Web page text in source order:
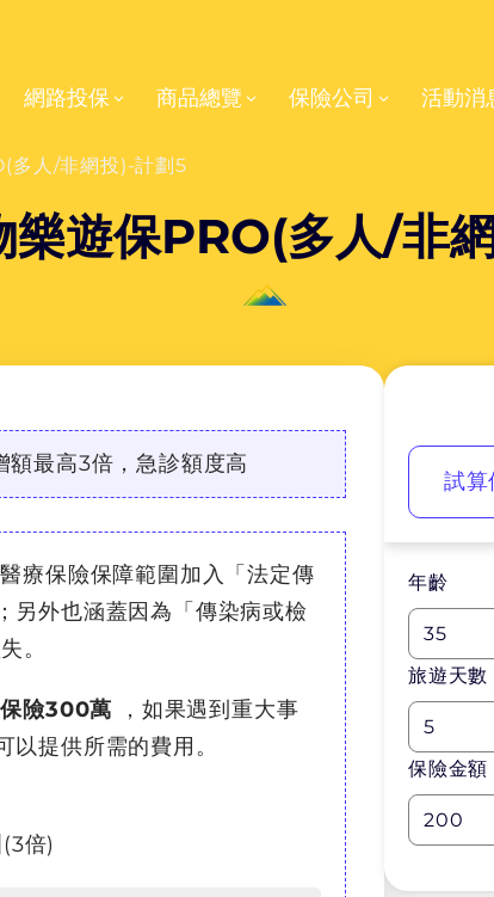
網路投保 商品總覽 保險公司 活動消
多人/非網投)-計劃5
樂遊保PRO(多人/非
最高3倍，急診額度高
療保險保障範圍加入「法定傳
另外也涵蓋因為「傳染病或檢
。
險300萬 ，如果遇到重大事
提供所需的費用。
倍)
試算
年齡
旅遊天數
5
保險金額
200